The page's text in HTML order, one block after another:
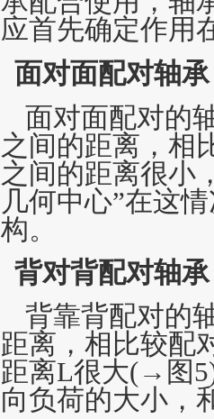
应首先确定作用
面对面配对轴承
面对面配对的
之间的距离，相
之间的距离很小
几何中心”在这
构。
背对背配对轴承
背靠背配对的
距离，相比较配
距离L很大(→图
向负荷的大小，